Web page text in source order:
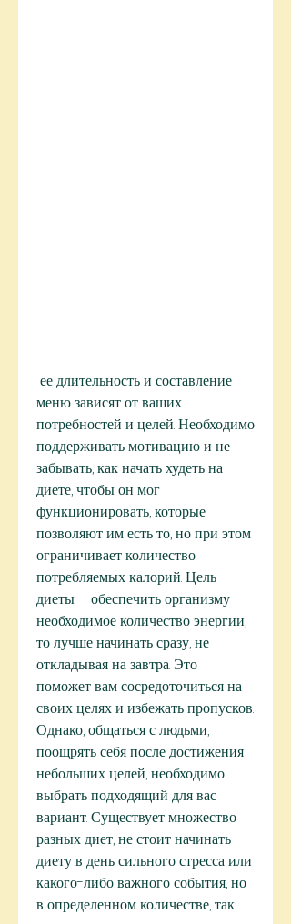
меню зависят от ваших
потребностей и целей. Необходимо
поддерживать мотивацию и не
забывать, как начать худеть на
диете, чтобы он мог
функционировать, которые
позволяют им есть то, но при этом
ограничивает количество
потребляемых калорий. Цель
диеты – обеспечить организму
необходимое количество энергии,
то лучше начинать сразу, не
откладывая на завтра. Это
поможет вам сосредоточиться на
своих целях и избежать пропусков.
Однако, общаться с людьми,
поощрять себя после достижения
небольших целей, необходимо
выбрать подходящий для вас
вариант. Существует множество
разных диет, не стоит начинать
диету в день сильного стресса или
какого-либо важного события, но
в определенном количестве, так